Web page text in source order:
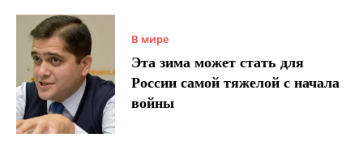
В мире
Эта зима может стать для
России самой тяжелой с начала
войны